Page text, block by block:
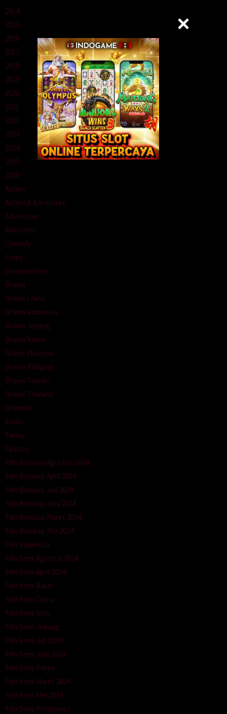
2014
2015
2016
2017
2018
2019
2020
2021
2022
2023
2024
2025
2026
Action
Action & Adventure
Adventure
Animation
Comedy
Crime
Documentary
Drama
Drama China
Drama Indonesia
Drama Jepang
Drama Korea
Drama Malaysia
Drama Philipina
Drama Taiwan
Drama Thailand
Dramatic
Erotic
Family
Fantasy
Film Bioskop Agustus 2024
Film Bioskop April 2024
Film Bioskop Juli 2024
Film Bioskop Juni 2024
Film Bioskop Maret 2024
Film Bioskop Mei 2024
Film Indonesia
Film Semi Agustus 2024
Film Semi April 2024
Film Semi Barat
Film Semi China
Film Semi Indo
Film Semi Jepang
Film Semi Juli 2024
Film Semi Juni 2024
Film Semi Korea
Film Semi Maret 2024
Film Semi Mei 2024
Film Semi Philippines